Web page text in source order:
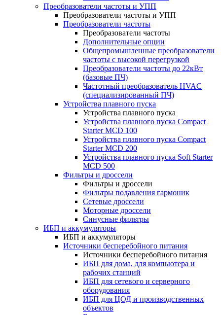
Преобразователи частоты и УПП
Преобразователи частоты и УПП
Преобразователи частоты
Преобразователи частоты
Дополнительные опции
Общепромышленные преобразователи
частоты с высокой перегрузкой
Преобразователи частоты до 22кВт
(базовые ПЧ)
Частотный преобразователь HVAC
(специализированный ПЧ)
Устройства плавного пуска
Устройства плавного пуска
Устройства плавного пуска Compact
Starter MCD 100
Устройства плавного пуска Compact
Starter MCD 200
Устройства плавного пуска Soft Starter
MCD 500
Фильтры и дроссели
Фильтры и дроссели
Фильтры подавления гармоник
Сетевые дроссели
Моторные дроссели
Синусные фильтры
ИБП и аккумуляторы
ИБП и аккумуляторы
Источники бесперебойного питания
Источники бесперебойного питания
ИБП для дома, для компьютера и
рабочих станций
ИБП для сетевого и серверного
оборудования
ИБП для ЦОД и производственных
объектов